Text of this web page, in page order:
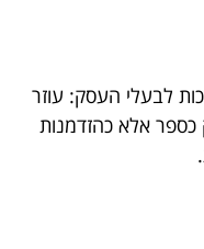
לבעלי העסק: עוזר
אלא כהזדמנות